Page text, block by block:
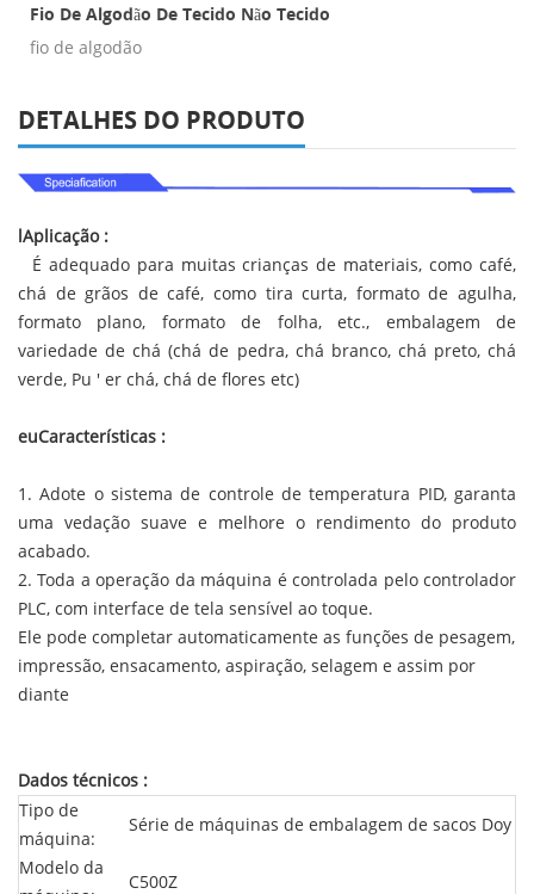
Fio De Algodão De Tecido Não Tecido
fio de algodão
DETALHES DO PRODUTO
lAplicação :
É adequado para muitas crianças de materiais, como café,
chá de grãos de café, como tira curta, formato de agulha,
formato plano, formato de folha, etc., embalagem de
variedade de chá (chá de pedra, chá branco, chá preto, chá
verde, Pu ' er chá, chá de flores etc)
euCaracterísticas :
1. Adote o sistema de controle de temperatura PID, garanta
uma vedação suave e melhore o rendimento do produto
acabado.
2. Toda a operação da máquina é controlada pelo controlador
PLC, com interface de tela sensível ao toque.
Ele pode completar automaticamente as funções de pesagem,
impressão, ensacamento, aspiração, selagem e assim por
diante
Dados técnicos :
Tipo de
máquina:
Série de máquinas de embalagem de sacos Doy
Modelo da
C500Z